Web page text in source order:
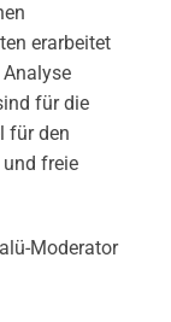
erarbeitet
für die
für den
freie
Moderator